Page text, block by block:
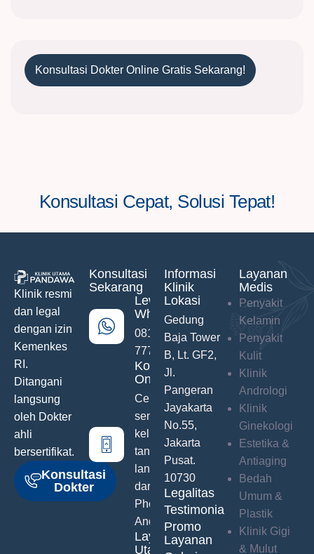
Konsultasi Dokter Online Gratis Sekarang!
Konsultasi Cepat, Solusi Tepat!
Klinik resmi
dan legal
dengan izin
Kemenkes
RI.
Ditangani
langsung
oleh Dokter
ahli
bersertifikat.
Konsultasi
Dokter
Konsultasi
Sekarang
Lewat
WhatsApp
0811-742-
777
Konsultasi
Online
Ceritakan
semua
keluhanmu
tanpa malu
langsung
dari Hand
Phone
Anda
Layanan
Utama
Informasi
Klinik
Lokasi
Gedung
Baja Tower
B, Lt. GF2,
Jl.
Pangeran
Jayakarta
No.55,
Jakarta
Pusat.
10730
Legalitas
Testimonials
Promo
Layanan
Layanan
Medis
Penyakit
Kelamin
Penyakit
Kulit
Klinik
Andrologi
Klinik
Ginekologi
Estetika &
Antiaging
Bedah
Umum &
Plastik
Klinik Gigi
& Mulut